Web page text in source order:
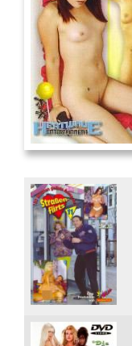
And Confused #8 - ...